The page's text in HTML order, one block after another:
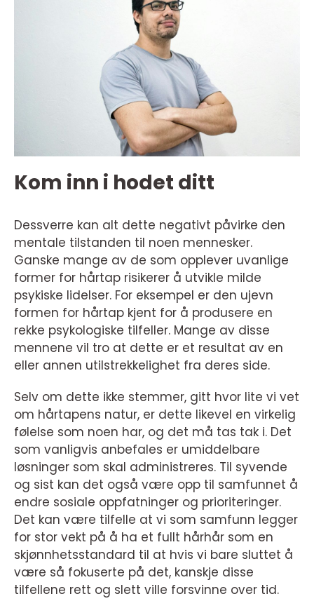
Kom inn i hodet ditt
Dessverre kan alt dette negativt påvirke den
mentale tilstanden til noen mennesker.
Ganske mange av de som opplever uvanlige
former for hårtap risikerer å utvikle milde
psykiske lidelser. For eksempel er den ujevn
formen for hårtap kjent for å produsere en
rekke psykologiske tilfeller. Mange av disse
mennene vil tro at dette er et resultat av en
eller annen utilstrekkelighet fra deres side.
Selv om dette ikke stemmer, gitt hvor lite vi vet
om hårtapens natur, er dette likevel en virkelig
følelse som noen har, og det må tas tak i. Det
som vanligvis anbefales er umiddelbare
løsninger som skal administreres. Til syvende
og sist kan det også være opp til samfunnet å
endre sosiale oppfatninger og prioriteringer.
Det kan være tilfelle at vi som samfunn legger
for stor vekt på å ha et fullt hårhår som en
skjønnhetsstandard til at hvis vi bare sluttet å
være så fokuserte på det, kanskje disse
tilfellene rett og slett ville forsvinne over tid.